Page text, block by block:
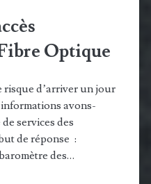
Optique
d’arriver un jour
avons-
services des
de réponse :
des…